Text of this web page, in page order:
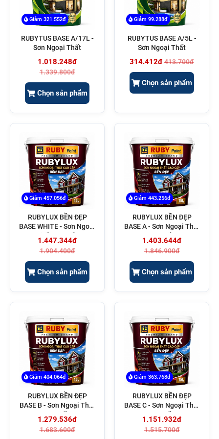
Giảm 321.552đ
RUBYTUS BASE A/17L -
Sơn Ngoại Thất
1.018.248đ
1.339.800đ
Chọn sản phẩm
Giảm 99.288đ
RUBYTUS BASE A/5L -
Sơn Ngoại Thất
314.412đ 413.700đ
Chọn sản phẩm
Giảm 457.056đ
RUBYLUX BỀN ĐẸP
BASE WHITE - Sơn Ngoại
Thất Cao Cấp
1.447.344đ
1.904.400đ
Chọn sản phẩm
Giảm 443.256đ
RUBYLUX BỀN ĐẸP
BASE A - Sơn Ngoại Thất
Cao Cấp
1.403.644đ
1.846.900đ
Chọn sản phẩm
Giảm 404.064đ
RUBYLUX BỀN ĐẸP
BASE B - Sơn Ngoại Thất
Cao Cấp
1.279.536đ
1.683.600đ
Giảm 363.768đ
RUBYLUX BỀN ĐẸP
BASE C - Sơn Ngoại Thất
Cao Cấp
1.151.932đ
1.515.700đ